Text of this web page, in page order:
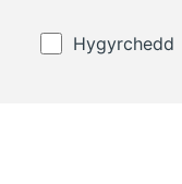
Hygyrchedd